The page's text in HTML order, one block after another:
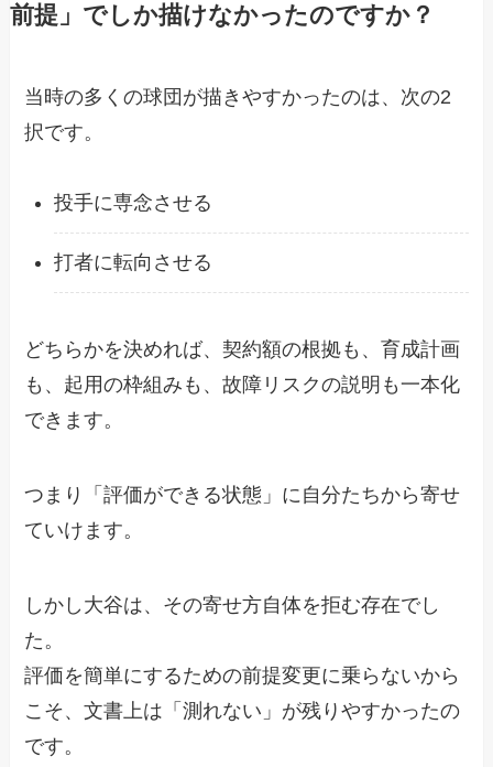
前提」でしか描けなかったのですか？
当時の多くの球団が描きやすかったのは、次の2
択です。
投手に専念させる
打者に転向させる
どちらかを決めれば、契約額の根拠も、育成計画
も、起用の枠組みも、故障リスクの説明も一本化
できます。
つまり「評価ができる状態」に自分たちから寄せ
ていけます。
しかし大谷は、その寄せ方自体を拒む存在でし
た。
評価を簡単にするための前提変更に乗らないから
こそ、文書上は「測れない」が残りやすかったの
です。